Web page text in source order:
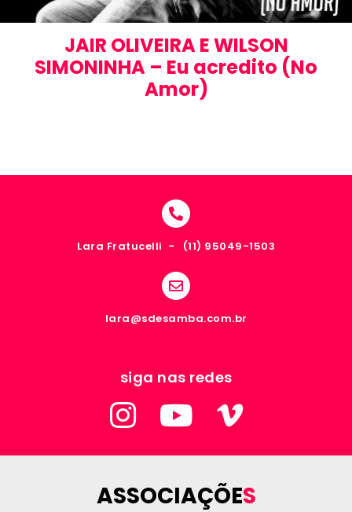
JAIR OLIVEIRA E WILSON
SIMONINHA – Eu acredito (No
Amor)
Lara Fratucelli - (11) 95049-1503
lara@sdesamba.com.br
siga nas redes
ASSOCIAÇÕES